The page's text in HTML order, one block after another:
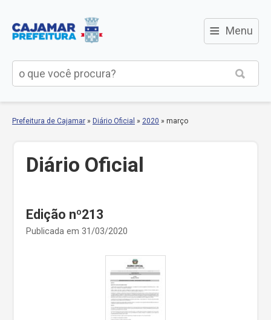
≡ Menu
Prefeitura de Cajamar » Diário Oficial » 2020 » março
Diário Oficial
Edição nº213
Publicada em 31/03/2020